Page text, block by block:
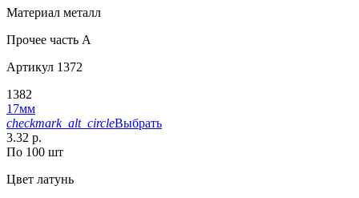
Материал металл
Прочее часть A
Артикул 1372
1382
17мм
checkmark_alt_circleВыбрать
3.32 р.
По 100 шт
Цвет латунь